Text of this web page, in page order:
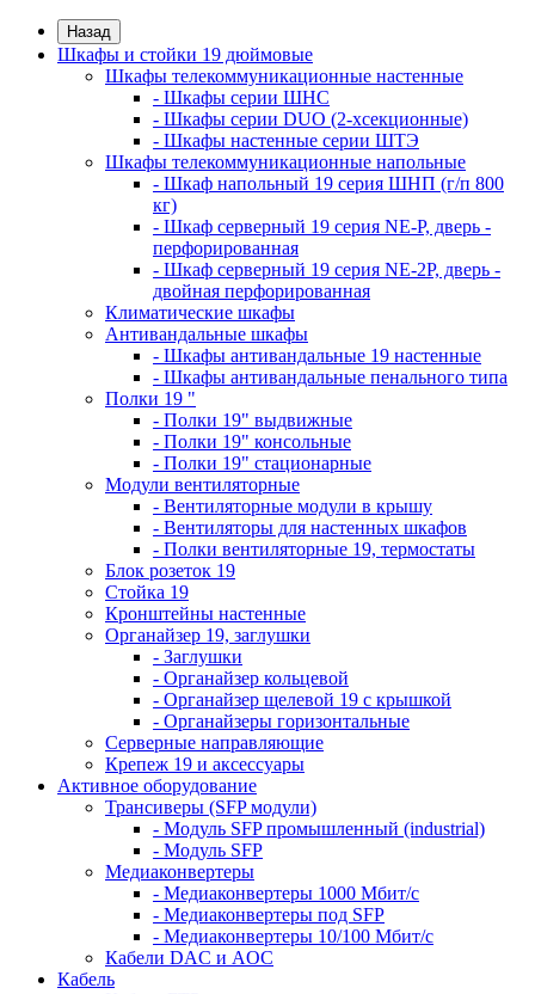
Назад
Шкафы и стойки 19 дюймовые
Шкафы телекоммуникационные настенные
- Шкафы серии ШНС
- Шкафы серии DUO (2-хсекционные)
- Шкафы настенные серии ШТЭ
Шкафы телекоммуникационные напольные
- Шкаф напольный 19 серия ШНП (г/п 800
кг)
- Шкаф серверный 19 серия NE-P, дверь -
перфорированная
- Шкаф серверный 19 серия NE-2P, дверь -
двойная перфорированная
Климатические шкафы
Антивандальные шкафы
- Шкафы антивандальные 19 настенные
- Шкафы антивандальные пенального типа
Полки 19 "
- Полки 19" выдвижные
- Полки 19" консольные
- Полки 19" стационарные
Модули вентиляторные
- Вентиляторные модули в крышу
- Вентиляторы для настенных шкафов
- Полки вентиляторные 19, термостаты
Блок розеток 19
Стойка 19
Кронштейны настенные
Органайзер 19, заглушки
- Заглушки
- Органайзер кольцевой
- Органайзер щелевой 19 с крышкой
- Органайзеры горизонтальные
Серверные направляющие
Крепеж 19 и аксессуары
Активное оборудование
Трансиверы (SFP модули)
- Модуль SFP промышленный (industrial)
- Модуль SFP
Медиаконвертеры
- Медиаконвертеры 1000 Мбит/с
- Медиаконвертеры под SFP
- Медиаконвертеры 10/100 Мбит/с
Кабели DAC и AOC
Кабель